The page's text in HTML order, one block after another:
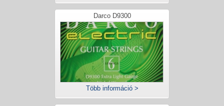
Darco D9300
Több információ >